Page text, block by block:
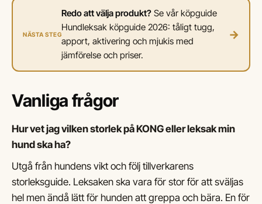
NÄSTA STEG
Redo att välja produkt? Se vår köpguide
Hundleksak köpguide 2026: tåligt tugg,
apport, aktivering och mjukis med
jämförelse och priser.
→
Vanliga frågor
Hur vet jag vilken storlek på KONG eller leksak min
hund ska ha?
Utgå från hundens vikt och följ tillverkarens
storleksguide. Leksaken ska vara för stor för att sväljas
hel men ändå lätt för hunden att greppa och bära. En för